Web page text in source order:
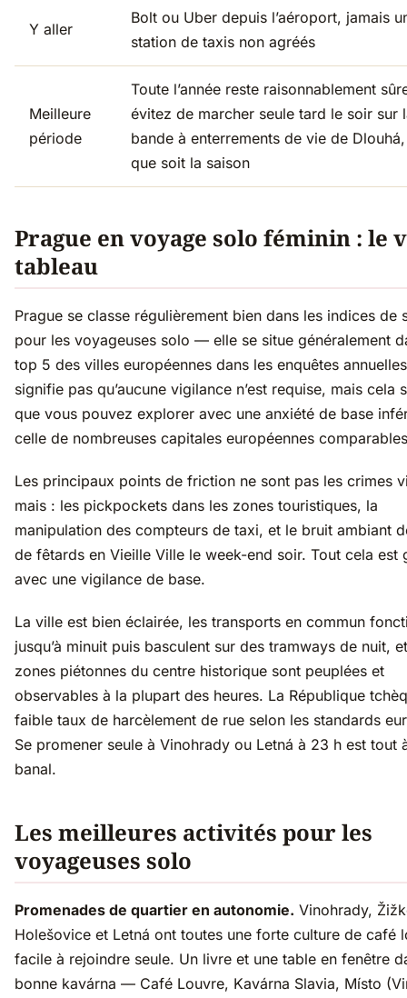
Y aller
Bolt ou Uber depuis l’aéroport, jamais
station de taxis non agréés
Meilleure
période
Toute l’année reste raisonnablement
évitez de marcher seule tard le soir sur
bande à enterrements de vie de
que soit la saison
Prague en voyage solo féminin : le
tableau
Prague se classe régulièrement bien dans les indices de
pour les voyageuses solo — elle se situe généralement
top 5 des villes européennes dans les enquêtes
signifie pas qu’aucune vigilance n’est requise, mais cela
que vous pouvez explorer avec une anxiété de base
celle de nombreuses capitales européennes
Les principaux points de friction ne sont pas les crimes
mais : les pickpockets dans les zones touristiques, la
manipulation des compteurs de taxi, et le bruit ambiant
de fêtards en Vieille Ville le week-end soir. Tout cela est
avec une vigilance de base.
La ville est bien éclairée, les transports en commun
jusqu’à minuit puis basculent sur des tramways de nuit,
zones piétonnes du centre historique sont peuplées et
observables à la plupart des heures. La République
faible taux de harcèlement de rue selon les standards
Se promener seule à Vinohrady ou Letná à 23 h est tout
banal.
Les meilleures activités pour les
voyageuses solo
Promenades de quartier en autonomie. Vinohrady,
Holešovice et Letná ont toutes une forte culture de café
facile à rejoindre seule. Un livre et une table en fenêtre
bonne kavárna — Café Louvre, Kavárna Slavia, Místo